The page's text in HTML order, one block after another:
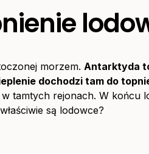
morzem. Antarktyda
dochodzi tam do
tamtych rejonach. W końcu
są lodowce?